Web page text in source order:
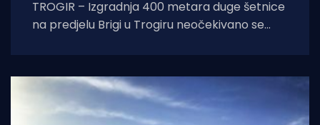
TROGIR – Izgradnja 400 metara duge šetnice
na predjelu Brigi u Trogiru neočekivano se